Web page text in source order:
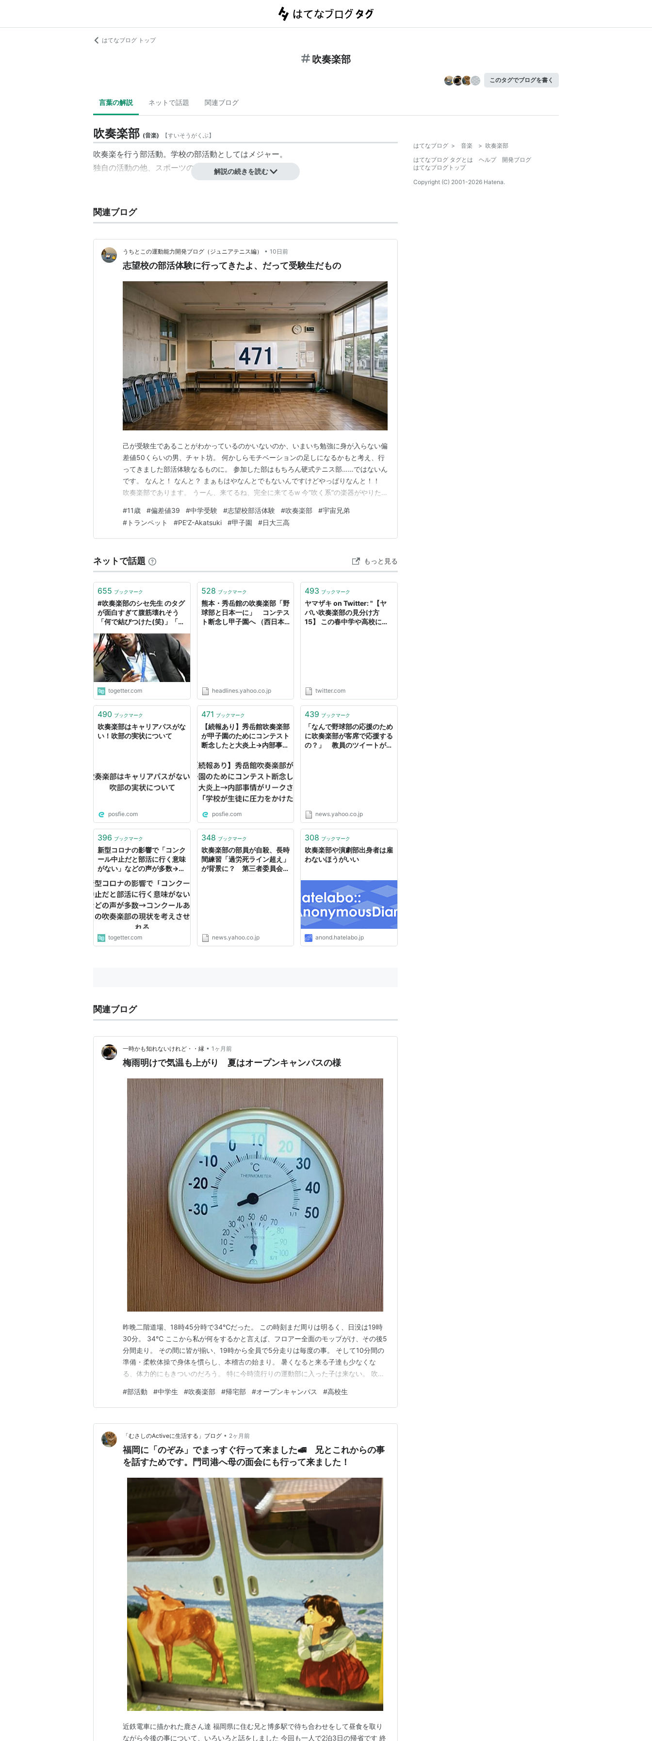
はてなブログ トップ
吹奏楽部
このタグでブログを書く
言葉の解説 ネットで話題 関連ブログ
吹奏楽部 (音楽) 【すいそうがくぶ】
吹奏楽を行う部活動。学校の部活動としてはメジャー。
独自の活動の他、スポーツの応援等でも活躍する。
解説の続きを読む
関連ブログ
うちとこの運動能力開発ブログ（ジュニアテニス編） • 10日前
志望校の部活体験に行ってきたよ、だって受験生だもの
己が受験生であることがわかっているのかいないのか、いまいち勉強に身が入らない偏
差値50くらいの男、チャト坊。 何かしらモチベーションの足しになるかもと考え、行
ってきました部活体験なるものに。 参加した部はもちろん硬式テニス部……ではないん
です。 なんと！ なんと？ まぁもはやなんとでもないんですけどやっぱりなんと！！
吹奏楽部であります。 うーん、来てるね、完全に来てるw 今“吹く系”の楽器がやりた
たぶん宇宙兄弟で主人公のムッタが吹いてた影響だと思うんですがっw 硬式テニス部
も行きたかったんですけどね。 1人1つし…
#11歳 #偏差値39 #中学受験 #志望校部活体験 #吹奏楽部 #宇宙兄弟
# トランペット #PE'Z-Akatsuki #甲子園 #日大三高
ネットで話題 もっと見る
655 ブックマーク
#吹奏楽部のシセ先生 のタグ
が面白すぎて腹筋壊れそう
「何で結びつけた(笑)」「も
togetter.com
528 ブックマーク
熊本・秀岳館の吹奏楽部「野
球部と日本一に」 コンテス
ト断念し甲子園へ （西日本
headlines.yahoo.co.jp
493 ブックマーク
ヤマザキ on Twitter: "【ヤ
バい吹奏楽部の見分け方
15】 この春中学や高校に入
た」とならないために、ご一
読お願いします。"
twitter.com
490 ブックマーク
吹奏楽部はキャリアパスがな
い！吹部の実状について
posfie.com
471 ブックマーク
【続報あり】秀岳館吹奏楽部
が甲子園のためにコンテスト
断念したと大炎上→内部事情
に圧力をかけた」
posfie.com
439 ブックマーク
「なんで野球部の応援のため
に吹奏楽部が客席で応援する
の？」 教員のツイートが波
news.yahoo.co.jp
396 ブックマーク
新型コロナの影響で「コンク
ール中止だと部活に行く意味
がない」などの声が多数→コ
現状を考えさせられる
togetter.com
348 ブックマーク
吹奏楽部の部員が自殺、長時
間練習「過労死ライン超え」
が背景に？ 第三者委員会が
news.yahoo.co.jp
308 ブックマーク
吹奏楽部や演劇部出身者は雇
わないほうがいい
anond.hatelabo.jp
関連ブログ
一時かも知れないけれど・・縁 • 1ヶ月前
梅雨明けで気温も上がり 夏はオープンキャンパスの様
昨晩二階道場、18時45分時で34℃だった。 この時刻まだ周りは明るく、日没は19時
30分。 34℃ ここから私が何をするかと言えば、フロアー全面のモップがけ、その後5
分間走り。 その間に皆が揃い、19時から全員で5分走りは毎度の事。 そして10分間の
準備・柔軟体操で身体を慣らし、本稽古の始まり。 暑くなると来る子達も少なくな
る、体力的にもきついのだろう。 特に今時流行りの運動部に入った子は来ない。 吹奏
に間に合わない。 昨日とうとう「今月一杯休みます」のママからライン。 それでも、
部活早く切り上げて来るのが高2ちゃ…
#部活動 #中学生 #吹奏楽部 #帰宅部 #オープンキャンパス #高校生
「むさしのActiveに生活する」ブログ • 2ヶ月前
福岡に「のぞみ」でまっすぐ行って来ました🚅 兄とこれからの事
を話すためです。門司港へ母の面会にも行って来ました！
近鉄電車に描かれた鹿さん達 福岡県に住む兄と博多駅で待ち合わせをして昼食を取り
ながら今後の事について、いろいろと話をしました 今回も一人で2泊3日の帰省です 終
はてなブログ > 音楽 > 吹奏楽部
はてなブログ タグとは
ヘルプ
開発ブログ
はてなブログトップ
Copyright (C) 2001-2026 Hatena.